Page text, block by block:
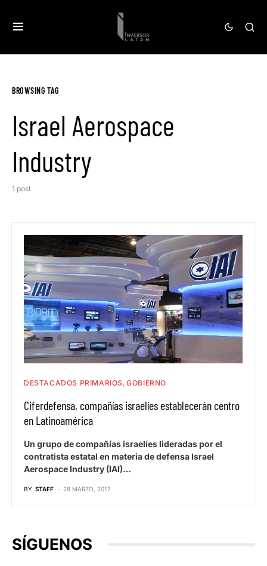
BROWSING TAG
Israel Aerospace
Industry
1 post
DESTACADOS PRIMARIOS GOBIERNO
Ciferdefensa, compañías israelíes establecerán centro
en Latinoamérica
Un grupo de compañías israelíes lideradas por el
contratista estatal en materia de defensa Israel
Aerospace Industry (IAI)…
BY STAFF 28 MARZO, 2017
SÍGUENOS